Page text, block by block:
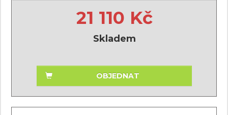
21 110 Kč
Skladem
OBJEDNAT